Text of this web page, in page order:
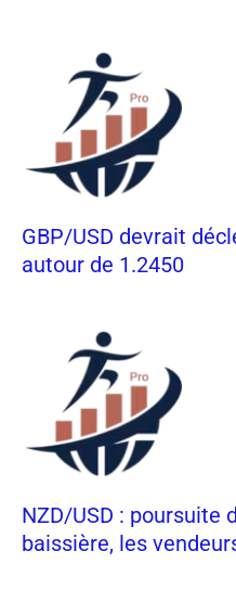
GBP/USD devrait
autour de 1.2450
NZD/USD : poursuite
baissière, les